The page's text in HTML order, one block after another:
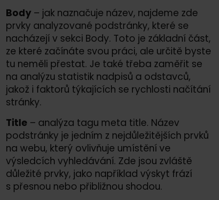
Body – jak naznačuje název, najdeme zde
prvky analyzované podstránky, které se
nacházejí v sekci Body. Toto je základní část,
ze které začínáte svou práci, ale určitě byste
tu neměli přestat. Je také třeba zaměřit se
na analýzu statistik nadpisů a odstavců,
jakož i faktorů týkajících se rychlosti načítání
stránky.
Title – analýza tagu meta title. Název
podstránky je jedním z nejdůležitějších prvků
na webu, který ovlivňuje umístění ve
výsledcích vyhledávání. Zde jsou zvláště
důležité prvky, jako například výskyt frází
s přesnou nebo přibližnou shodou.